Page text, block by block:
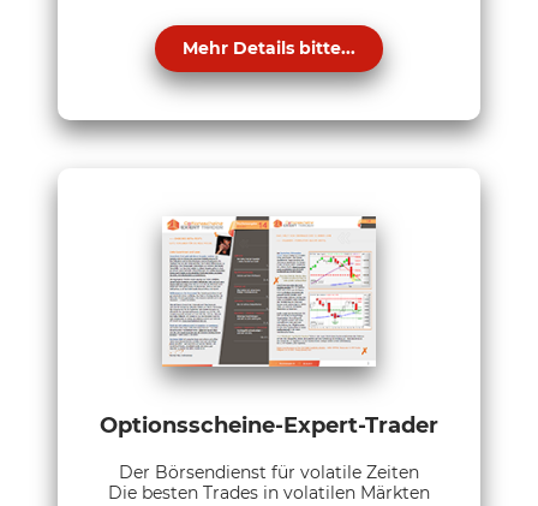
Mehr Details bitte...
Optionsscheine-Expert-Trader
Der Börsendienst für volatile Zeiten
Die besten Trades in volatilen Märkten